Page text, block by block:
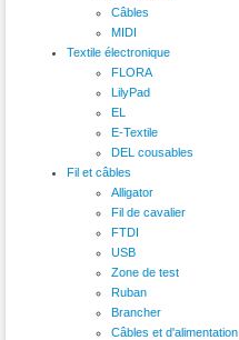
Câbles
MIDI
Textile électronique
FLORA
LilyPad
EL
E-Textile
DEL cousables
Fil et câbles
Alligator
Fil de cavalier
FTDI
USB
Zone de test
Ruban
Brancher
Câbles et d'alimentation